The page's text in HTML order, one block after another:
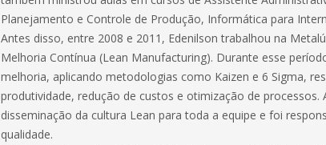
Planejamento e Controle de Produção, Informática para
Antes disso, entre 2008 e 2011, Edenilson trabalhou na
Melhoria Contínua (Lean Manufacturing). Durante esse
melhoria, aplicando metodologias como Kaizen e 6 Sigma,
produtividade, redução de custos e otimização de processos.
disseminação da cultura Lean para toda a equipe e foi
qualidade.